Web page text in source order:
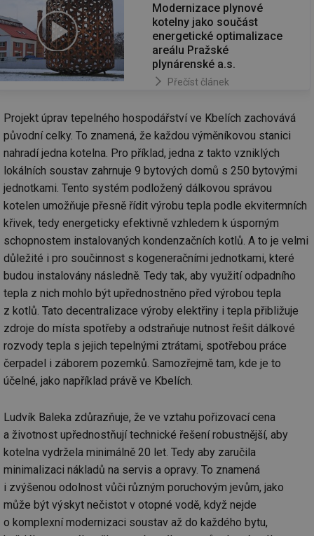
Modernizace plynové
kotelny jako součást
energetické optimalizace
areálu Pražské
plynárenské a.s.
Přečíst článek
Projekt úprav tepelného hospodářství ve Kbelích zachovává
původní celky. To znamená, že každou výměníkovou stanici
nahradí jedna kotelna. Pro příklad, jedna z takto vzniklých
lokálních soustav zahrnuje 9 bytových domů s 250 bytovými
jednotkami. Tento systém podložený dálkovou správou
kotelen umožňuje přesně řídit výrobu tepla podle ekvitermních
křivek, tedy energeticky efektivně vzhledem k úsporným
schopnostem instalovaných kondenzačních kotlů. A to je velmi
důležité i pro součinnost s kogeneračními jednotkami, které
budou instalovány následně. Tedy tak, aby využití odpadního
tepla z nich mohlo být upřednostněno před výrobou tepla
z kotlů. Tato decentralizace výroby elektřiny i tepla přibližuje
zdroje do místa spotřeby a odstraňuje nutnost řešit dálkové
rozvody tepla s jejich tepelnými ztrátami, spotřebou práce
čerpadel i záborem pozemků. Samozřejmě tam, kde je to
účelné, jako například právě ve Kbelích.
Ludvík Baleka zdůrazňuje, že ve vztahu pořizovací cena
a životnost upřednostňují technické řešení robustnější, aby
kotelna vydržela minimálně 20 let. Tedy aby zaručila
minimalizaci nákladů na servis a opravy. To znamená
i zvýšenou odolnost vůči různým poruchovým jevům, jako
může být výskyt nečistot v otopné vodě, když nejde
o komplexní modernizaci soustav až do každého bytu,